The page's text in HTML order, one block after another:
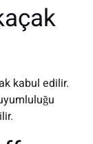
kabul edilir.